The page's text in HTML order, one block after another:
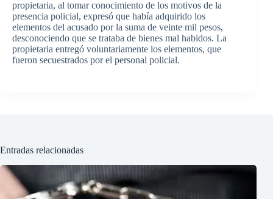
propietaria, al tomar conocimiento de los motivos de la
presencia policial, expresó que había adquirido los
elementos del acusado por la suma de veinte mil pesos,
desconociendo que se trataba de bienes mal habidos. La
propietaria entregó voluntariamente los elementos, que
fueron secuestrados por el personal policial.
Entradas relacionadas